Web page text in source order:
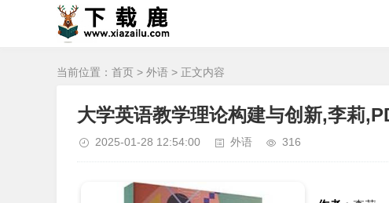
当前位置： 首页 > 外语 > 正文内容
大学英语教学理论构建与创新,李莉
2025-01-28 12:54:00 外语 316